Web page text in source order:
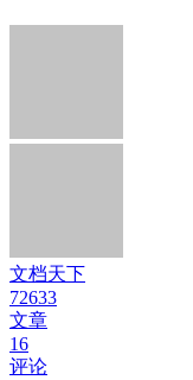
文档天下
72633
文章
16
评论